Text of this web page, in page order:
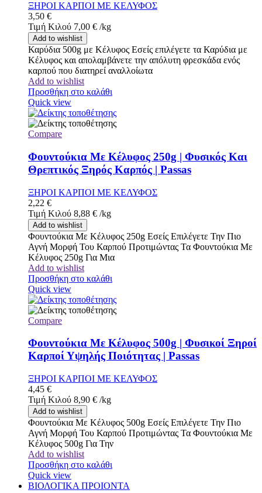
ΞΗΡΟΙ ΚΑΡΠΟΙ ΜΕ ΚΕΛΥΦΟΣ
3,50 €
Τιμή Κιλού 7,00 € /kg
Add to wishlist
Καρύδια 500g με Κέλυφος Εσείς επιλέγετε τα Καρύδια με
Κέλυφος και απολαμβάνετε την απόλυτη φρεσκάδα ενός
καρπού που διατηρεί αναλλοίωτα
Add to wishlist
Προσθήκη στο καλάθι
Quick view
Compare
Φουντούκια Με Κέλυφος 250g | Φυσικός Και
Θρεπτικός Ξηρός Καρπός | Passas
ΞΗΡΟΙ ΚΑΡΠΟΙ ΜΕ ΚΕΛΥΦΟΣ
2,22 €
Τιμή Κιλού 8,88 € /kg
Add to wishlist
Φουντούκια Με Κέλυφος 250g Εσείς Επιλέγετε Την Πιο
Αγνή Μορφή Του Καρπού Προτιμώντας Τα Φουντούκια Με
Κέλυφος 250g Για Μια
Add to wishlist
Προσθήκη στο καλάθι
Quick view
Compare
Φουντούκια Με Κέλυφος 500g | Φυσικοί Ξηροί
Καρποί Υψηλής Ποιότητας | Passas
ΞΗΡΟΙ ΚΑΡΠΟΙ ΜΕ ΚΕΛΥΦΟΣ
4,45 €
Τιμή Κιλού 8,90 € /kg
Add to wishlist
Φουντούκια Με Κέλυφος 500g Εσείς Επιλέγετε Την Πιο
Αγνή Μορφή Του Καρπού Προτιμώντας Τα Φουντούκια Με
Κέλυφος 500g Για Την
Add to wishlist
Προσθήκη στο καλάθι
Quick view
ΒΙΟΛΟΓΙΚΑ ΠΡΟΙΟΝΤΑ